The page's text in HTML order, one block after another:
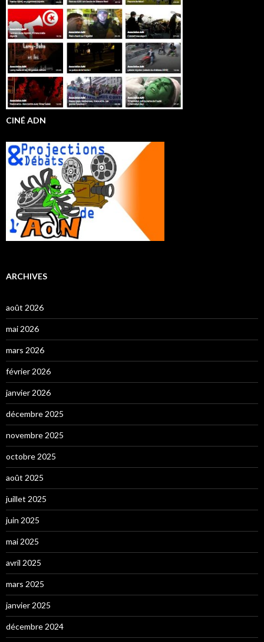
CINÉ ADN
ARCHIVES
août 2026
mai 2026
mars 2026
février 2026
janvier 2026
décembre 2025
novembre 2025
octobre 2025
août 2025
juillet 2025
juin 2025
mai 2025
avril 2025
mars 2025
janvier 2025
décembre 2024